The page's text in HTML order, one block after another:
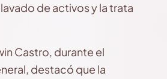
de activos y la trata
Castro, durante el
destacó que la